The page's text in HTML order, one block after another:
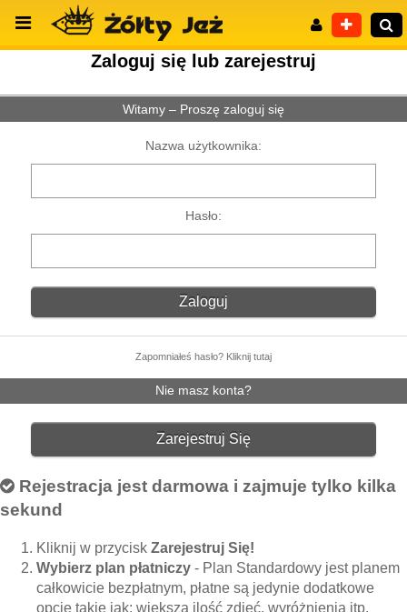
Wyszukiwanie zaawansowane
Zaloguj się lub zarejestruj
Witamy – Proszę zaloguj się
Nazwa użytkownika:
Hasło:
Zapomniałeś hasło? Kliknij tutaj
Nie masz konta?
Zarejestruj Się
Rejestracja jest darmowa i zajmuje tylko kilka
sekund
Kliknij w przycisk Zarejestruj Się!
Wybierz plan płatniczy - Plan Standardowy jest planem
całkowicie bezpłatnym, płatne są jedynie dodatkowe
opcje takie jak: większa ilość zdjęć, wyróżnienia itp.